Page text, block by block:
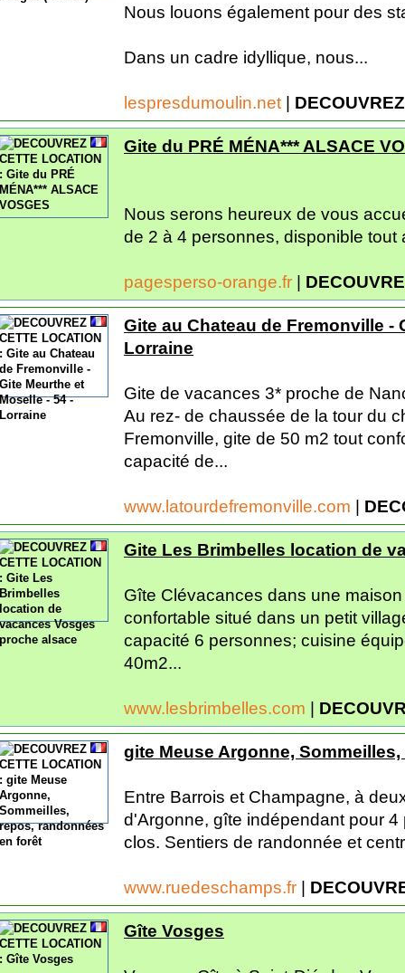
Nous louons également pour des
Dans un cadre idyllique, nous...
lespresdumoulin.net |
Gite du PRÉ MÉNA*** ALSACE
Nous serons heureux de vous
de 2 à 4 personnes, disponible tout
pagesperso-orange.fr |
Gite au Chateau de Fremonville -
Lorraine
Gite de vacances 3* proche de
Au rez- de chaussée de la tour du
Fremonville, gite de 50 m2 tout
capacité de...
www.latourdefremonville.com |
Gite Les Brimbelles location de
Gîte Clévacances dans une
confortable situé dans un petit
capacité 6 personnes; cuisine
40m2...
www.lesbrimbelles.com |
gite Meuse Argonne,
Entre Barrois et Champagne, à
d'Argonne, gîte indépendant pour
clos. Sentiers de randonnée et
www.ruedeschamps.fr |
Gîte Vosges